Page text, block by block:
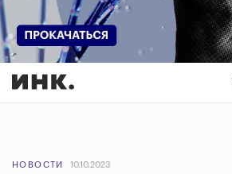
НОВОСТИ 10.10.2023